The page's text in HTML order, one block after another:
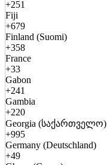
+251
Fiji
+679
Finland (Suomi)
+358
France
+33
Gabon
+241
Gambia
+220
Georgia (საქართველო)
+995
Germany (Deutschland)
+49